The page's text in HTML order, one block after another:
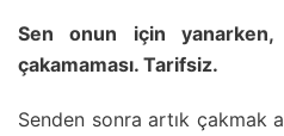
Sen onun için
çakamaması. Tarifsiz.
Senden sonra artık çakmak